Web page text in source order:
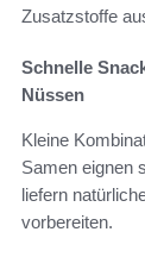
Zusatzstoffe
Schnelle
Nüssen
Kleine
Samen eignen
liefern
vorbereiten.